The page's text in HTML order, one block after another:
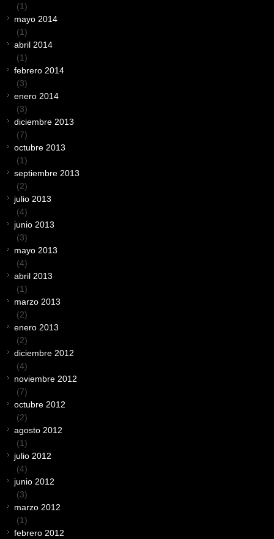
(1)
mayo 2014
(1)
abril 2014
(1)
febrero 2014
(3)
enero 2014
(3)
diciembre 2013
(7)
octubre 2013
(1)
septiembre 2013
(2)
julio 2013
(4)
junio 2013
(3)
mayo 2013
(4)
abril 2013
(1)
marzo 2013
(2)
enero 2013
(2)
diciembre 2012
(4)
noviembre 2012
(7)
octubre 2012
(2)
agosto 2012
(1)
julio 2012
(4)
junio 2012
(3)
marzo 2012
(1)
febrero 2012